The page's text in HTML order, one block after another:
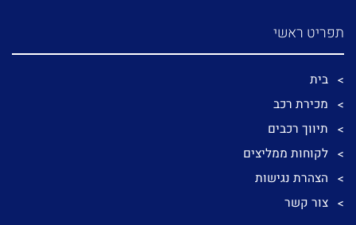
תפריט ראשי
בית
מכירת רכב
תיווך רכבים
לקוחות ממליצים
הצהרת נגישות
צור קשר